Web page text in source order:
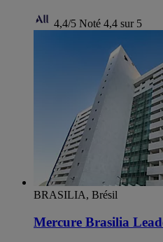
4,4/5 Noté 4,4 sur 5
BRASILIA, Brésil
Mercure Brasilia